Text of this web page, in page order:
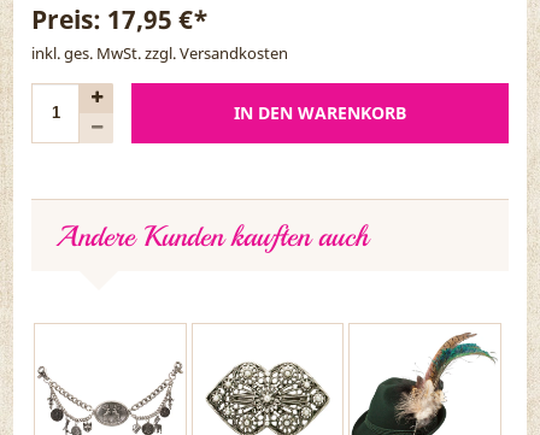
Preis: 17,95 €*
inkl. ges. MwSt. zzgl.Versandkosten
IN DEN WARENKORB
Andere Kunden kauften auch